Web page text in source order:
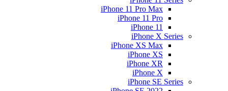
iPhone 11 Pro Max
iPhone 11 Pro
iPhone 11
iPhone X Series
iPhone XS Max
iPhone XS
iPhone XR
iPhone X
iPhone SE Series